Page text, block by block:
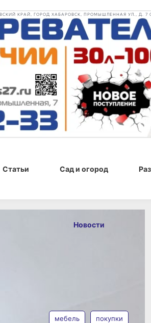
КРАЙ, ГОРОД ХАБАРОВСК, ПРОМЫШЛЕННАЯ УЛ., Д. 7
Статьи Сад и огород
г., 09:42
Новости
мебель покупки